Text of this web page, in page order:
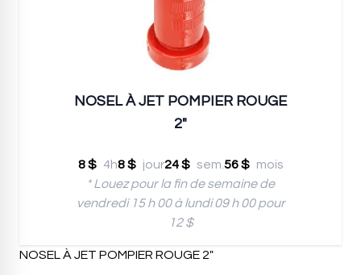
NOSEL À JET POMPIER ROUGE
2"
8 $ 4h8 $ jour24 $ sem. 56 $ mois
* Louez pour la fin de semaine de
vendredi 15 h 00 à lundi 09 h 00 pour
12 $
NOSEL À JET POMPIER ROUGE 2"